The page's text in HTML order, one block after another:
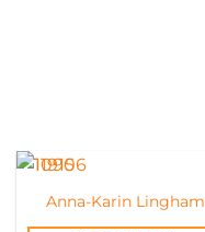
Anna-Karin Lingham